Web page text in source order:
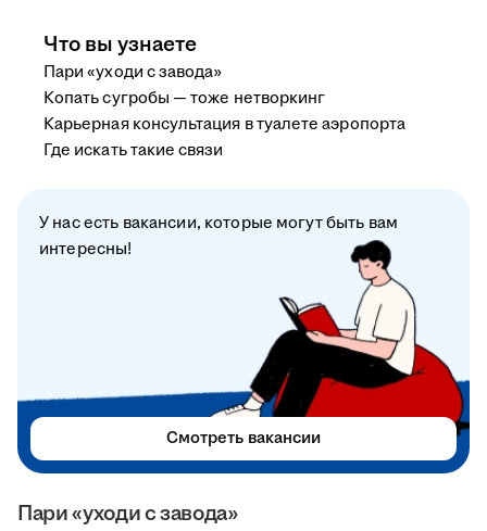
Пари «уходи с завода»
Что вы узнаете
Пари «уходи с завода»
Копать сугробы — тоже нетворкинг
Карьерная консультация в туалете аэропорта
Где искать такие связи
У нас есть вакансии, которые могут быть вам
интересны!
Смотреть вакансии